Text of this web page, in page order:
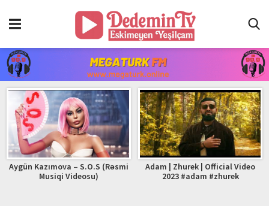
Aygün Kazımova – S.O.S (Rəsmi
Musiqi Videosu)
Adam | Zhurek | Official Video
2023 #adam #zhurek